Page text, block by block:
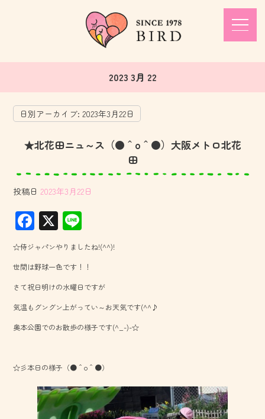
2023 3月 22
日別アーカイブ:2023年3月22日
★北花田ニュ～ス（●＾o＾●）大阪メトロ北花
田
投稿日 2023年3月22日
F
ac
e
b
o
ok
X
ne
☆侍ジャパンやりましたね!(^^)!
世間は野球一色です！！
さて祝日明けの水曜日ですが
気温もグングン上がってい～お天気です(^^♪
奥本公園でのお散歩の様子です(^_-)-☆
☆彡本日の様子（●＾o＾●）